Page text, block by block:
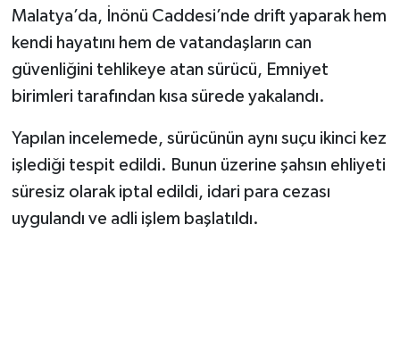
Malatya’da, İnönü Caddesi’nde drift yaparak hem
kendi hayatını hem de vatandaşların can
güvenliğini tehlikeye atan sürücü, Emniyet
birimleri tarafından kısa sürede yakalandı.
Yapılan incelemede, sürücünün aynı suçu ikinci kez
işlediği tespit edildi. Bunun üzerine şahsın ehliyeti
süresiz olarak iptal edildi, idari para cezası
uygulandı ve adli işlem başlatıldı.
KURDÎ
Sağlık
Siyaset